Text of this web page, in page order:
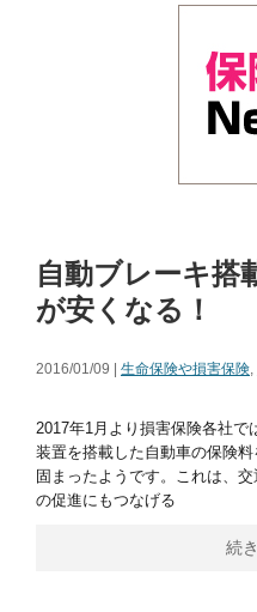
自動ブレーキ搭
が安くなる！
2016/01/09 | 生命保険や損害保険,
2017年1月より損害保険各社
装置を搭載した自動車の保険
固まったようです。これは、
の促進にもつなげる
続